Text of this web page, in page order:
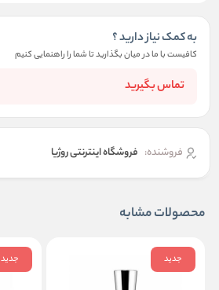
به کمک نیاز دارید ؟
کافیست با ما در میان بگذارید تا شما را راهنمایی کنیم
تماس بگیرید
فروشنده: فروشگاه اینترنتی روژیا
محصولات مشابه
جدید جدید